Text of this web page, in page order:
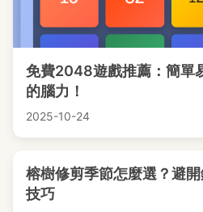
免費2048遊戲推薦：簡單
的腦力！
2025-10-24
榕樹修剪季節怎麼選？避
技巧